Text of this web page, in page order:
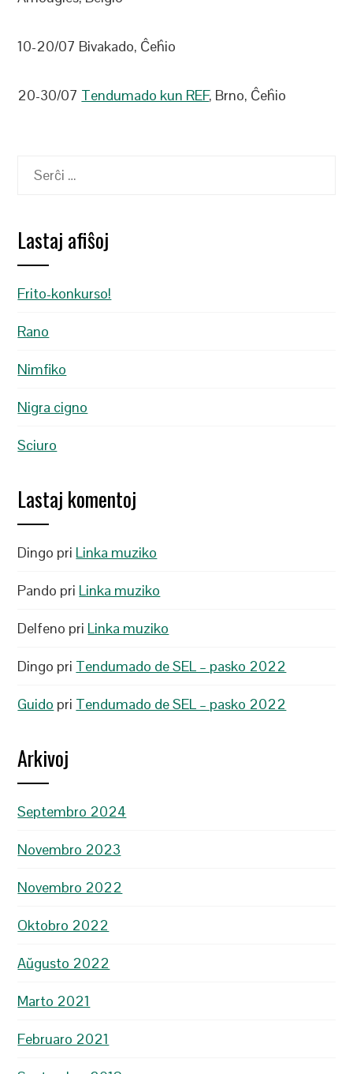
10-20/07 Bivakado, Ĉeĥio
20-30/07 Tendumado kun REF, Brno, Ĉeĥio
Serĉu:
Lastaj afiŝoj
Frito-konkurso!
Rano
Nimfiko
Nigra cigno
Sciuro
Lastaj komentoj
Dingo pri Linka muziko
Pando pri Linka muziko
Delfeno pri Linka muziko
Dingo pri Tendumado de SEL – pasko 2022
Guido pri Tendumado de SEL – pasko 2022
Arkivoj
Septembro 2024
Novembro 2023
Novembro 2022
Oktobro 2022
Aŭgusto 2022
Marto 2021
Februaro 2021